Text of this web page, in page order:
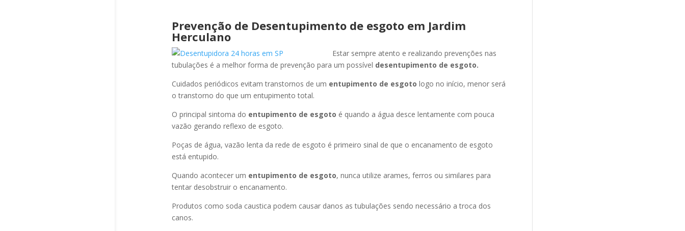
Prevenção de Desentupimento de esgoto em Jardim
Herculano
Estar sempre atento e realizando prevenções nas
tubulações é a melhor forma de prevenção para um possível desentupimento de esgoto.
Cuidados periódicos evitam transtornos de um entupimento de esgoto logo no início, menor será
o transtorno do que um entupimento total.
O principal sintoma do entupimento de esgoto é quando a água desce lentamente com pouca
vazão gerando reflexo de esgoto.
Poças de água, vazão lenta da rede de esgoto é primeiro sinal de que o encanamento de esgoto
está entupido.
Quando acontecer um entupimento de esgoto, nunca utilize arames, ferros ou similares para
tentar desobstruir o encanamento.
Produtos como soda caustica podem causar danos as tubulações sendo necessário a troca dos
canos.